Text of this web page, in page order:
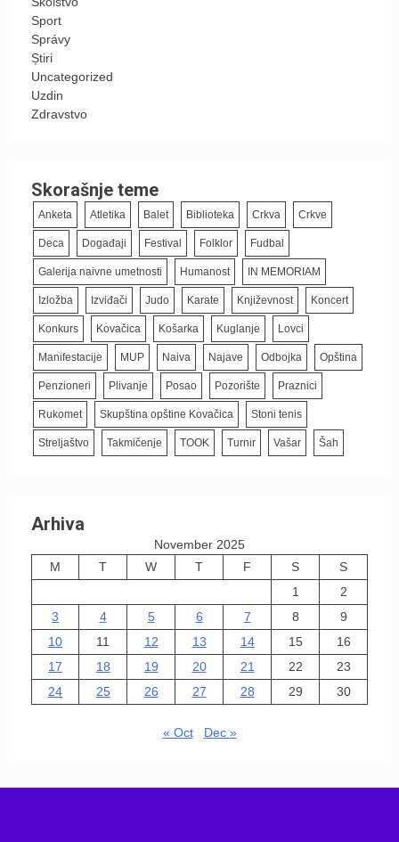
Sport
Správy
Știri
Uncategorized
Uzdin
Zdravstvo
Skorašnje teme
Anketa Atletika Balet Biblioteka Crkva Crkve
Deca Događaji Festival Folklor Fudbal
Galerija naivne umetnosti Humanost IN MEMORIAM
Izložba Izviđači Judo Karate Književnost Koncert
Konkurs Kovačica Košarka Kuglanje Lovci
Manifestacije MUP Naiva Najave Odbojka Opština
Penzioneri Plivanje Posao Pozorište Praznici
Rukomet Skupština opštine Kovačica Stoni tenis
Streljaštvo Takmičenje TOOK Turnir Vašar Šah
Arhiva
November 2025
M
T W T F S
S
1
2
3
4 5 6 7 8
9
10
11 12 13 14 15
16
17
18 19 20 21 22
23
24
25 26 27 28 29 30
« Oct Dec »